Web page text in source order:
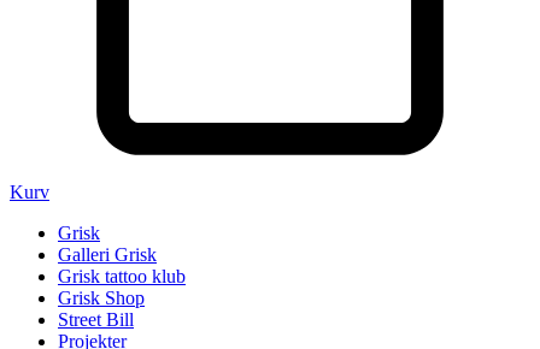
Kurv
Grisk
Galleri Grisk
Grisk tattoo klub
Grisk Shop
Street Bill
Projekter